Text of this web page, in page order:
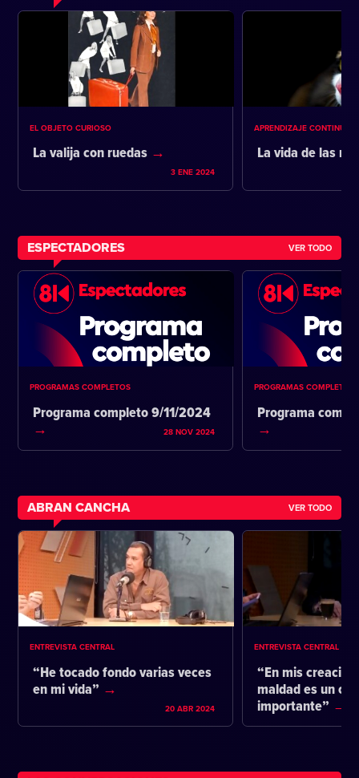
EL OBJETO CURIOSO
La valija con ruedas
3 ENE 2024
APRENDIZAJE CONTINUO
La vida de las
ESPECTADORES VER TODO
PROGRAMAS COMPLETOS
Programa completo 9/11/2024
28 NOV 2024
PROGRAMAS COMPLETOS
Programa
ABRAN CANCHA VER TODO
ENTREVISTA CENTRAL
“He tocado fondo varias veces
en mi vida”
20 ABR 2024
ENTREVISTA CENTRAL
“En mis
maldad es un
importante”